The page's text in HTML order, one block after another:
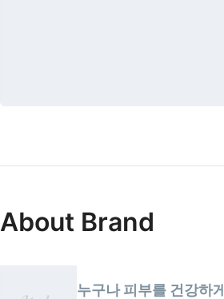
About Brand
누구나 피부를 건강하게